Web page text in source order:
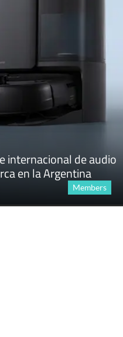
internacional de audio
en la Argentina
Members